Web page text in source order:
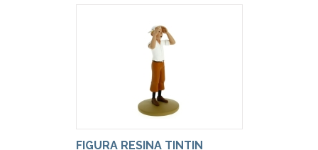
FIGURA RESINA TINTIN